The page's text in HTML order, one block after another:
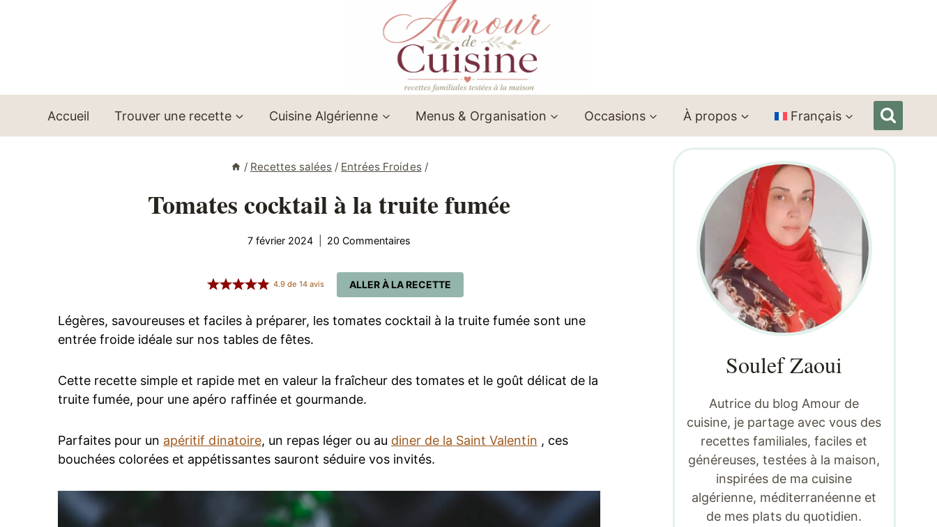
Accueil Trouver une recette Cuisine Algérienne Menus & Organisation Occasions À propos Français
/ Recettes salées / Entrées Froides /
Tomates cocktail à la truite fumée
7 février 2024 20 Commentaires
ALLER À LA RECETTE
4.9de 14avis
Légères, savoureuses et faciles à préparer, les tomates cocktail à la truite fumée sont une
entrée froide idéale sur nos tables de fêtes.
Cette recette simple et rapide met en valeur la fraîcheur des tomates et le goût délicat de la
truite fumée, pour une apéro raffinée et gourmande.
Parfaites pour un apéritif dinatoire, un repas léger ou au diner de la Saint Valentin , ces
bouchées colorées et appétissantes sauront séduire vos invités.
Soulef Zaoui
Autrice du blog Amour de
cuisine, je partage avec vous des
recettes familiales, faciles et
généreuses, testées à la maison,
inspirées de ma cuisine
algérienne, méditerranéenne et
de mes plats du quotidien.